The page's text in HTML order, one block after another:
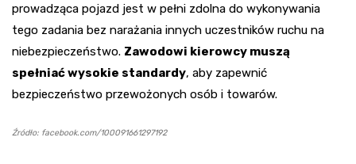
prowadząca pojazd jest w pełni zdolna do wykonywania
tego zadania bez narażania innych uczestników ruchu na
niebezpieczeństwo. Zawodowi kierowcy muszą
spełniać wysokie standardy, aby zapewnić
bezpieczeństwo przewożonych osób i towarów.
Źródło: facebook.com/100091661297192